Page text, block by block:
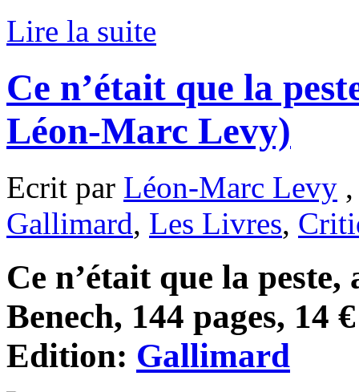
Lire la suite
Ce n’était que la
Léon-Marc Levy)
Ecrit par Léon-Marc Levy
Gallimard, Les Livres,
Ce n’était que la
Benech, 144 pages, 14
Edition: Gallimard